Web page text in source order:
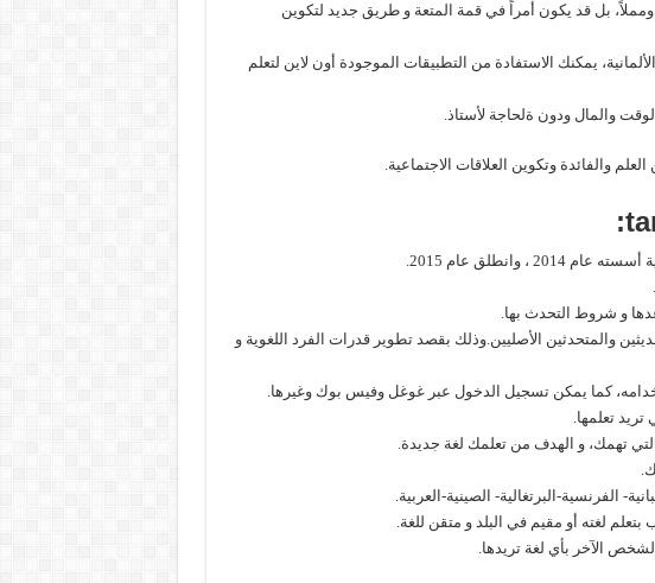
بل قد يكون أمراً في قمة المتعة و طريق جديد لتكوين
يمكنك الاستفادة من التطبيقات الموجودة أون لاين لتعلم
والمال ودون ةلحاجة لأستاذ.
والفائدة وتكوين العلاقات الاجتماعية.
والمتحدثين الأصليين.وذلك بقصد تطوير قدرات الفرد اللغوية و
كما يمكن تسجيل الدخول عبر غوغل وفيس بوك وغيرها.
تريد تعلمها.
تهمك، و الهدف من تعلمك لغة جديدة.
لغته أو مقيم في البلد و متقن للغة.
الآخر بأي لغة تريدها.